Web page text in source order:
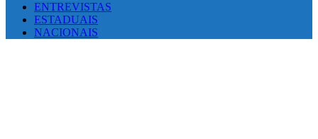
ENTREVISTAS
ESTADUAIS
NACIONAIS